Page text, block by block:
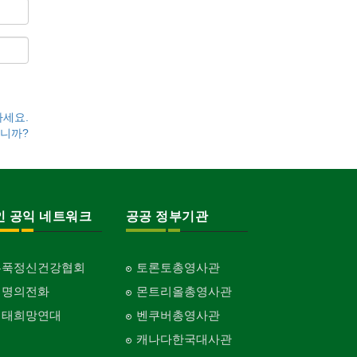
요.
까?
공익 네트워크
정신건강협회
의전화
희망연대
공공 정부기관
토론토총영사관
몬트리올총영사관
벤쿠버총영사관
캐나다한국대사관